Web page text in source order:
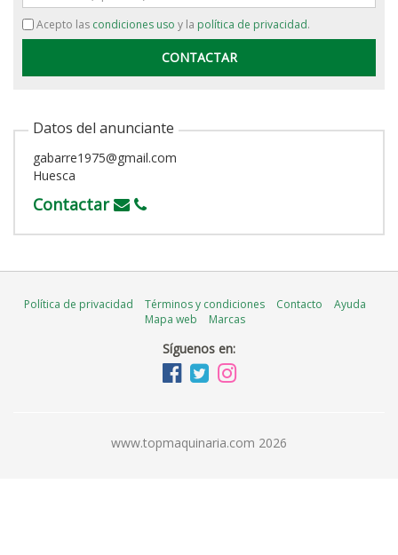
Acepto las condiciones uso y la política de privacidad.
Datos del anunciante
gabarre1975@gmail.com
Huesca
Contactar
Política de privacidad Términos y condiciones Contacto
Ayuda
Mapa web
Marcas
Síguenos en:
www.topmaquinaria.com 2026